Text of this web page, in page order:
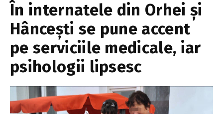
În internatele din Orhei și
Hâncești se pune accent
pe serviciile medicale, iar
psihologii lipsesc